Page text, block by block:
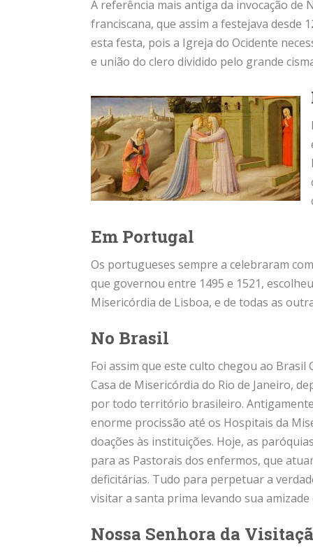
A referência mais antiga da invocação de
franciscana, que assim a festejava desde
esta festa, pois a Igreja do Ocidente
e união do clero dividido pelo grande
Em Portugal
Os portugueses sempre a celebraram
que governou entre 1495 e 1521,
Misericórdia de Lisboa, e de todas as
No Brasil
Foi assim que este culto chegou ao Brasil
Casa de Misericórdia do Rio de Janeiro,
por todo território brasileiro.
enorme procissão até os Hospitais da
doações às instituições. Hoje, as
para as Pastorais dos enfermos, que
deficitárias. Tudo para perpetuar a
visitar a santa prima levando sua
Nossa Senhora da